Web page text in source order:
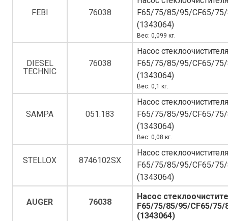
FEBI 76038
F65/75/85/95/CF65/
(1343064)
Вес: 0,099 кг.
DIESEL
TECHNIC
76038
Насос
F65/75/85/95/CF65/
(1343064)
Вес: 0,1 кг.
SAMPA 051.183
Насос
F65/75/85/95/CF65/
(1343064)
Вес: 0,08 кг.
STELLOX 8746102SX
Насос
F65/75/85/95/CF65/
(1343064)
AUGER 76038
Насос
F65/75/85/95/CF65/75/
(1343064)